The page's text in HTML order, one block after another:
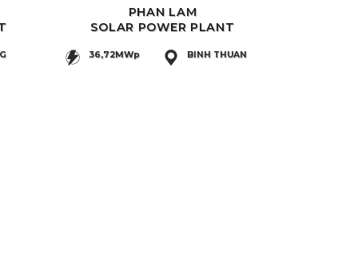
PHAN LAM
SOLAR POWER PLANT
36,72MWp BINH THUAN